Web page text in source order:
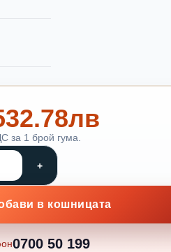
за 1 брой гума.
в кошницата
0700 50 199